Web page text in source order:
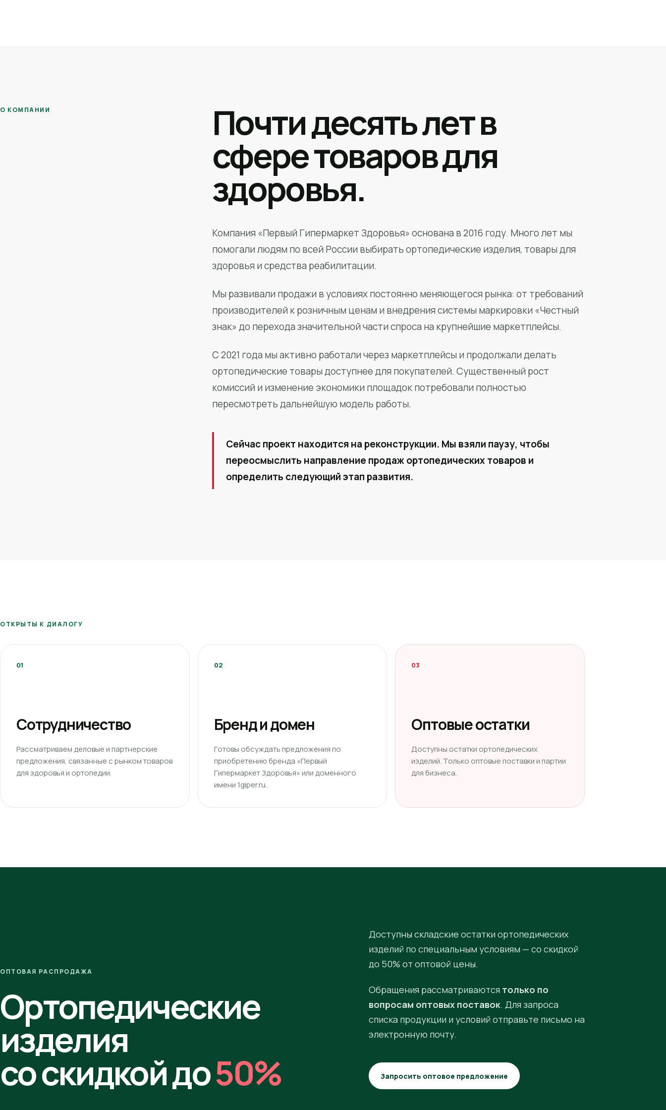
О КОМПАНИИ Почти десять лет в
сфере товаров для
здоровья.
Компания «Первый Гипермаркет Здоровья» основана в 2016 году. Много лет мы
помогали людям по всей России выбирать ортопедические изделия, товары для
здоровья и средства реабилитации.
Мы развивали продажи в условиях постоянно меняющегося рынка: от требований
производителей к розничным ценам и внедрения системы маркировки «Честный
знак» до перехода значительной части спроса на крупнейшие маркетплейсы.
С 2021 года мы активно работали через маркетплейсы и продолжали делать
ортопедические товары доступнее для покупателей. Существенный рост
комиссий и изменение экономики площадок потребовали полностью
пересмотреть дальнейшую модель работы.
Сейчас проект находится на реконструкции. Мы взяли паузу, чтобы
переосмыслить направление продаж ортопедических товаров и
определить следующий этап развития.
ОТКРЫТЫ К ДИАЛОГУ
01
Сотрудничество
Рассматриваем деловые и партнерские
предложения, связанные с рынком товаров
для здоровья и ортопедии.
02
Бренд и домен
Готовы обсуждать предложения по
приобретению бренда «Первый
Гипермаркет Здоровья» или доменного
имени 1giper.ru.
03
Оптовые остатки
Доступны остатки ортопедических
изделий. Только оптовые поставки и партии
для бизнеса.
ОПТОВАЯ РАСПРОДАЖА
Ортопедические
изделия
со скидкой до50%
Доступны складские остатки ортопедических
изделий по специальным условиям — со скидкой
до 50% от оптовой цены.
Обращения рассматриваются только по
вопросам оптовых поставок. Для запроса
списка продукции и условий отправьте письмо на
электронную почту.
Запросить оптовое предложение